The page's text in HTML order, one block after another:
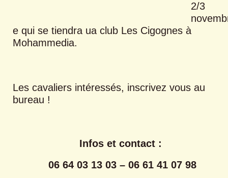
2/3
e qui se tiendra ua club Les Cigognes à
Mohammedia.
Les cavaliers intéressés, inscrivez vous au
bureau !
Infos et contact :
06 64 03 13 03 – 06 61 41 07 98